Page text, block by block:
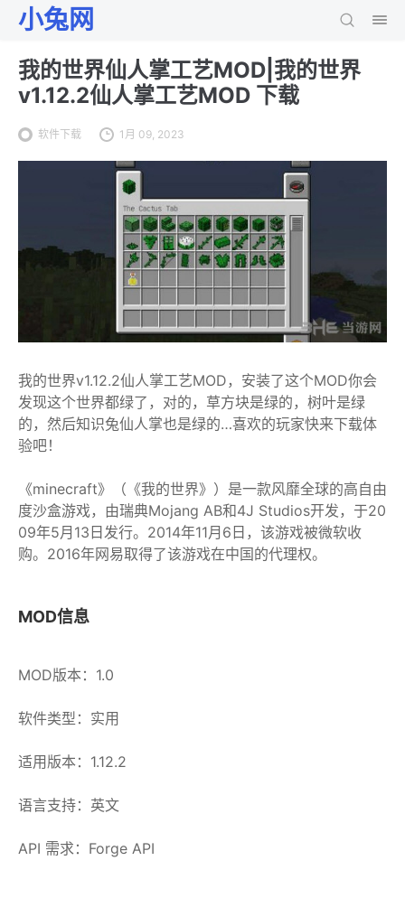
小兔网
我的世界仙人掌工艺MOD|我的世界
v1.12.2仙人掌工艺MOD 下载
软件下载 1月 09, 2023
我的世界v1.12.2仙人掌工艺MOD，安装了这个MOD你会
发现这个世界都绿了，对的，草方块是绿的，树叶是绿
的，然后知识兔仙人掌也是绿的…喜欢的玩家快来下载体
验吧！
《minecraft》（《我的世界》）是一款风靡全球的高自由
度沙盒游戏，由瑞典Mojang AB和4J Studios开发，于20
09年5月13日发行。2014年11月6日，该游戏被微软收
购。2016年网易取得了该游戏在中国的代理权。
MOD信息
MOD版本：1.0
软件类型：实用
适用版本：1.12.2
语言支持：英文
API 需求：Forge API